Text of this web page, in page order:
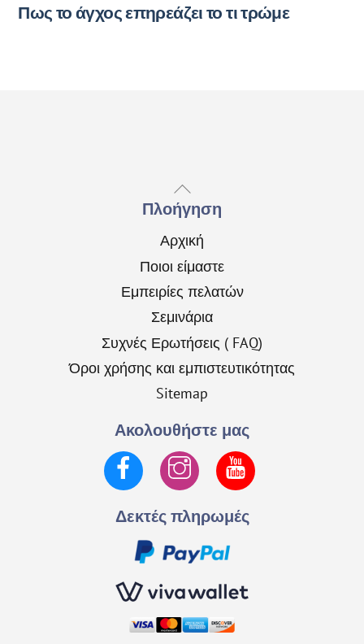
Πως το άγχος επηρεάζει το τι τρώμε
Back
To
Top
Πλοήγηση
Αρχική
Ποιοι είμαστε
Εμπειρίες πελατών
Σεμινάρια
Συχνές Ερωτήσεις ( FAQ)
Όροι χρήσης και εμπιστευτικότητας
Sitemap
Ακολουθήστε μας
Facebook Instagram
Δεκτές πληρωμές